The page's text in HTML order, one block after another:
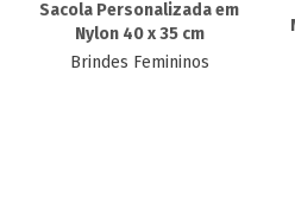
Sacola Personalizada em
Nylon 40 x 35 cm
Brindes Femininos